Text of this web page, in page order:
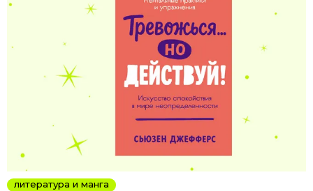
литература и манга